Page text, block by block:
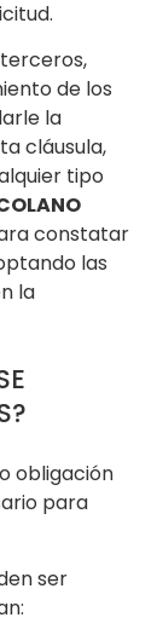
de los
la
cláusula,
tipo
constatar
las
la
obligación
para
ser